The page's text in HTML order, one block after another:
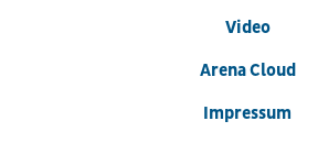
Video
Arena Cloud
Impressum